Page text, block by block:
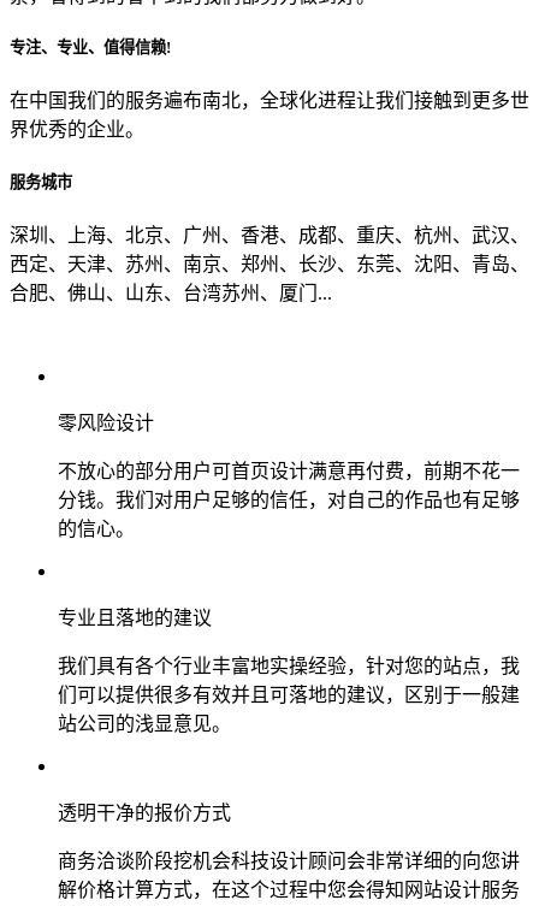
专注、专业、值得信赖!
在中国我们的服务遍布南北，全球化进程让我们接触到更多世
界优秀的企业。
服务城市
深圳、上海、北京、广州、香港、成都、重庆、杭州、武汉、
西定、天津、苏州、南京、郑州、长沙、东莞、沈阳、青岛、
合肥、佛山、山东、台湾苏州、厦门...
零风险设计
不放心的部分用户可首页设计满意再付费，前期不花一
分钱。我们对用户足够的信任，对自己的作品也有足够
的信心。
专业且落地的建议
我们具有各个行业丰富地实操经验，针对您的站点，我
们可以提供很多有效并且可落地的建议，区别于一般建
站公司的浅显意见。
透明干净的报价方式
商务洽谈阶段挖机会科技设计顾问会非常详细的向您讲
解价格计算方式，在这个过程中您会得知网站设计服务